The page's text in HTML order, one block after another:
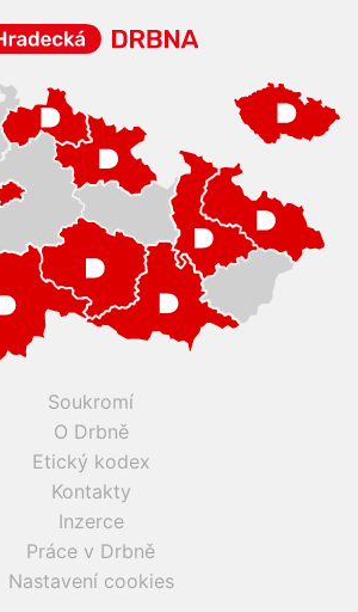
Soukromí
O Drbně
Etický kodex
Kontakty
Inzerce
Práce v Drbně
Nastavení cookies